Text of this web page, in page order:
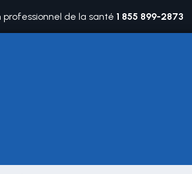
professionnel de la santé1 855 899-2873